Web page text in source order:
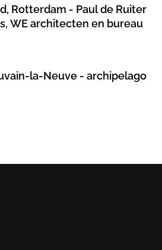
Rotterdam - Paul de Ruiter
WE architecten en bureau
la-Neuve - archipelago